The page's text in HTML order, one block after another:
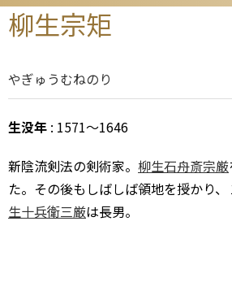
柳生宗矩
やぎゅうむねのり
生没年 : 1571～1646
新陰流剣法の剣術家。 柳生石舟斎宗厳
た。その後もしばしば領地を授かり
生十兵衛三厳は長男。